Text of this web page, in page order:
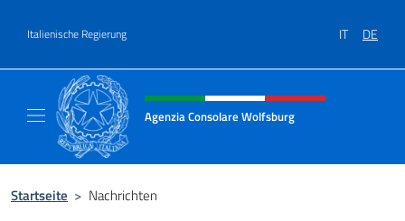
Italienische Regierung IT DE
Header-Site, Social und Menü
Agenzia Consolare Wolfsburg
Startseite > Nachrichten